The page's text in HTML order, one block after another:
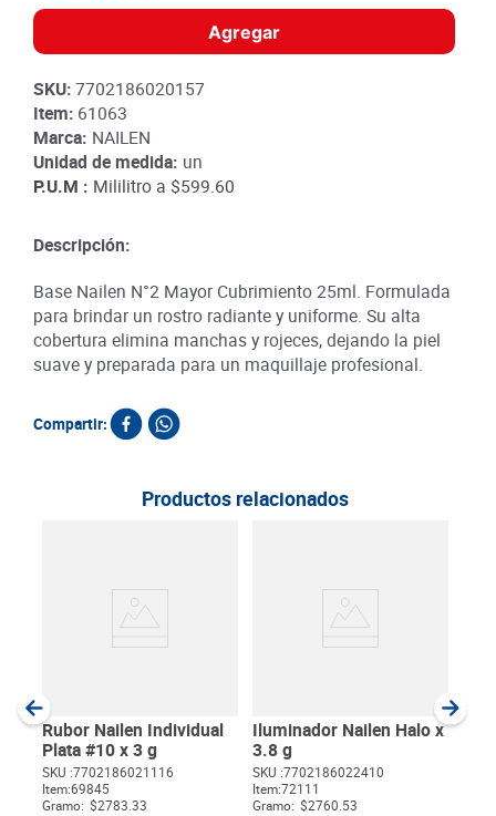
Agregar
SKU:7702186020157
Item: 61063
Marca: NAILEN
Unidad de medida: un
P.U.M : Mililitro a $599.60
Descripción:
Base Nailen N°2 Mayor Cubrimiento 25ml. Formulada
para brindar un rostro radiante y uniforme. Su alta
cobertura elimina manchas y rojeces, dejando la piel
suave y preparada para un maquillaje profesional.
Compartir:
Productos relacionados
Rubor Nailen Individual
Plata #10 x 3 g
SKU :7702186021116
Item:69845
Gramo: $2783.33
Iluminador Nailen Halo x
3.8 g
SKU :7702186022410
Item:72111
Gramo: $2760.53